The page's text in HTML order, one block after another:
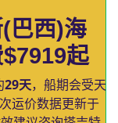
巴西)海
起
29天，船期会受天
运价数据更新于